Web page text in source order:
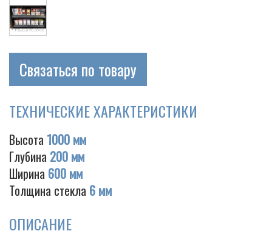
Cigarette
Связаться по товару
ТЕХНИЧЕСКИЕ ХАРАКТЕРИСТИКИ
Высота 1000 мм
Глубина 200 мм
Ширина 600 мм
Толщина стекла 6 мм
ОПИСАНИЕ